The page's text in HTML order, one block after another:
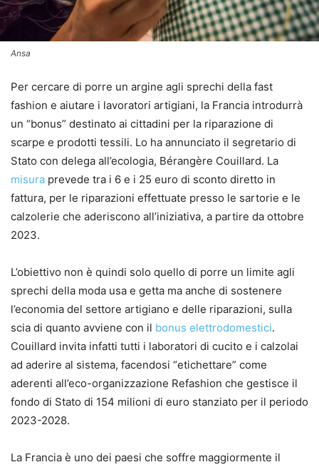
Ansa
Per cercare di porre un argine agli sprechi della fast
fashion e aiutare i lavoratori artigiani, la Francia introdurrà
un “bonus” destinato ai cittadini per la riparazione di
scarpe e prodotti tessili. Lo ha annunciato il segretario di
Stato con delega all’ecologia, Bérangère Couillard. La
misura prevede tra i 6 e i 25 euro di sconto diretto in
fattura, per le riparazioni effettuate presso le sartorie e le
calzolerie che aderiscono all’iniziativa, a partire da ottobre
2023.
L’obiettivo non è quindi solo quello di porre un limite agli
sprechi della moda usa e getta ma anche di sostenere
l’economia del settore artigiano e delle riparazioni, sulla
scia di quanto avviene con il bonus elettrodomestici.
Couillard invita infatti tutti i laboratori di cucito e i calzolai
ad aderire al sistema, facendosi “etichettare” come
aderenti all’eco-organizzazione Refashion che gestisce il
fondo di Stato di 154 milioni di euro stanziato per il periodo
2023-2028.
La Francia è uno dei paesi che soffre maggiormente il